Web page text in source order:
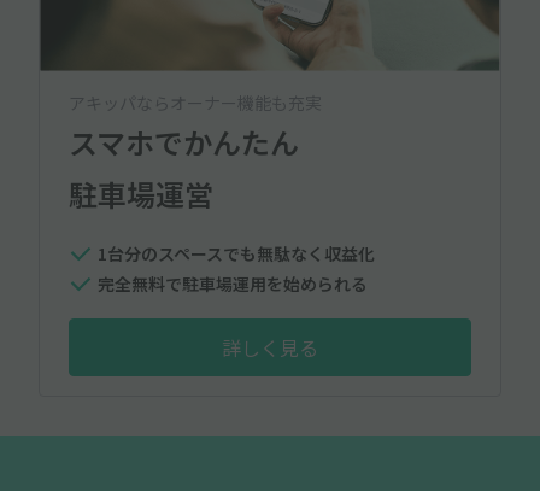
アキッパならオーナー機能も充実
スマホでかんたん
駐車場運営
1台分のスペースでも無駄なく収益化
完全無料で駐車場運用を始められる
詳しく見る